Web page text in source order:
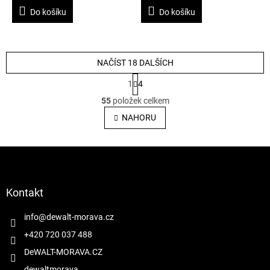
Do košíku Do košíku
O
v
l
á
NAČÍST 18 DALŠÍCH
S
t
r
á
n
k
v
1
4
55položek celkem
NAHORU
Kontakt
info@dewalt-morava.cz
+420 720 037 488
DeWALT-MORAVA.CZ